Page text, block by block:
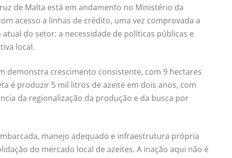
de Malta está em andamento no Ministério da
acesso a linhas de crédito, uma vez comprovada a
do setor: a necessidade de políticas públicas e
local.
demonstra crescimento consistente, com 9 hectares
é produzir 5 mil litros de azeite em dois anos, com
da regionalização da produção e da busca por
manejo adequado e infraestrutura própria
do mercado local de azeites. A inação aqui não é